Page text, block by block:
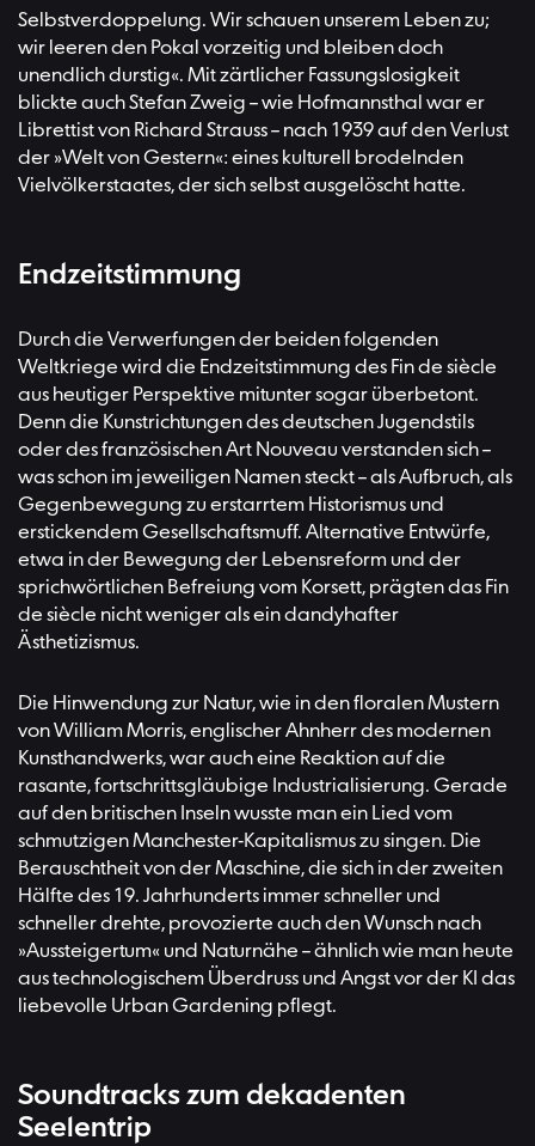
Selbstverdoppelung. Wir schauen unserem Leben zu;
wir leeren den Pokal vorzeitig und bleiben doch
unendlich durstig«. Mit zärtlicher Fassungslosigkeit
blickte auch Stefan Zweig – wie Hofmannsthal war er
Librettist von Richard Strauss – nach 1939 auf den Verlust
der »Welt von Gestern«: eines kulturell brodelnden
Vielvölkerstaates, der sich selbst ausgelöscht hatte.
Endzeitstimmung
Durch die Verwerfungen der beiden folgenden
Weltkriege wird die Endzeitstimmung des Fin de siècle
aus heutiger Perspektive mitunter sogar überbetont.
Denn die Kunstrichtungen des deutschen Jugendstils
oder des französischen Art Nouveau verstanden sich –
was schon im jeweiligen Namen steckt – als Aufbruch, als
Gegenbewegung zu erstarrtem Historismus und
erstickendem Gesellschaftsmuff. Alternative Entwürfe,
etwa in der Bewegung der Lebensreform und der
sprichwörtlichen Befreiung vom Korsett, prägten das Fin
de siècle nicht weniger als ein dandyhafter
Ästhetizismus.
Die Hinwendung zur Natur, wie in den floralen Mustern
von William Morris, englischer Ahnherr des modernen
Kunsthandwerks, war auch eine Reaktion auf die
rasante, fortschrittsgläubige Industrialisierung. Gerade
auf den britischen Inseln wusste man ein Lied vom
schmutzigen Manchester-Kapitalismus zu singen. Die
Berauschtheit von der Maschine, die sich in der zweiten
Hälfte des 19. Jahrhunderts immer schneller und
schneller drehte, provozierte auch den Wunsch nach
»Aussteigertum« und Naturnähe – ähnlich wie man heute
aus technologischem Überdruss und Angst vor der KI das
liebevolle Urban Gardening pflegt.
Soundtracks zum dekadenten
Seelentrip